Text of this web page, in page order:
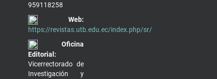
959118258
Web:
https://revistas.utb.edu.ec/index.php/sr/
Oficina
Editorial:
Vicerrectorado de
Investigación y